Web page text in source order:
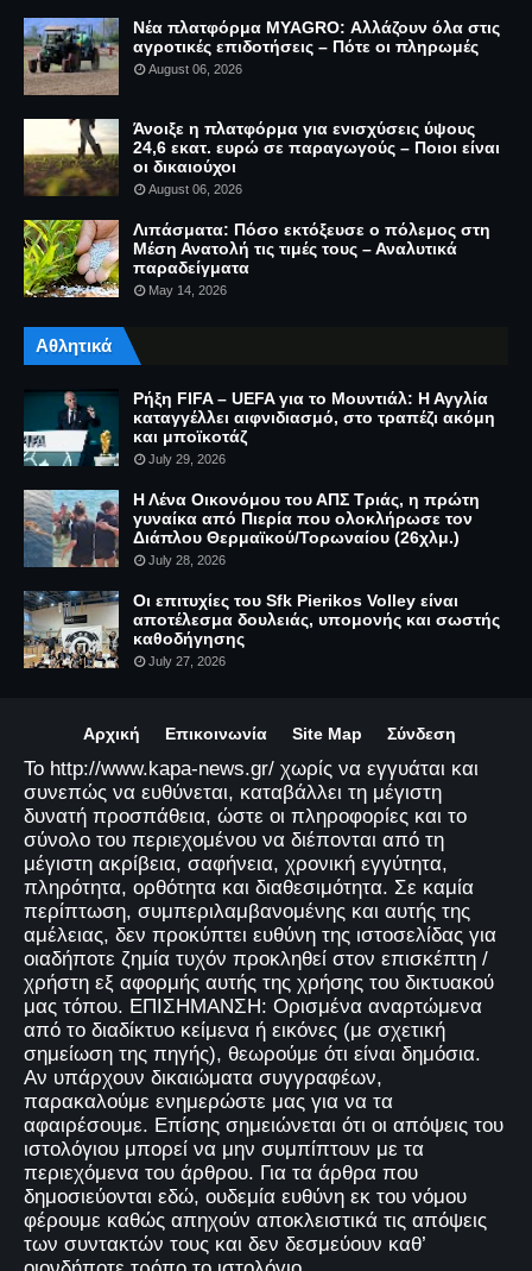
Νέα πλατφόρμα MYAGRO: Αλλάζουν όλα στις
αγροτικές επιδοτήσεις – Πότε οι πληρωμές
August 06, 2026
Άνοιξε η πλατφόρμα για ενισχύσεις ύψους
24,6 εκατ. ευρώ σε παραγωγούς – Ποιοι είναι
οι δικαιούχοι
August 06, 2026
Λιπάσματα: Πόσο εκτόξευσε ο πόλεμος στη
Μέση Ανατολή τις τιμές τους – Αναλυτικά
παραδείγματα
May 14, 2026
Αθλητικά
Ρήξη FIFA – UEFA για το Μουντιάλ: Η Αγγλία
καταγγέλλει αιφνιδιασμό, στο τραπέζι ακόμη
και μποϊκοτάζ
July 29, 2026
Η Λένα Οικονόμου του ΑΠΣ Τριάς, η πρώτη
γυναίκα από Πιερία που ολοκλήρωσε τον
Διάπλου Θερμαϊκού/Τορωναίου (26χλμ.)
July 28, 2026
Οι επιτυχίες του Sfk Pierikos Volley είναι
αποτέλεσμα δουλειάς, υπομονής και σωστής
καθοδήγησης
July 27, 2026
Αρχική Επικοινωνία Site Map Σύνδεση
Το http://www.kapa-news.gr/ χωρίς να εγγυάται και
συνεπώς να ευθύνεται, καταβάλλει τη μέγιστη
δυνατή προσπάθεια, ώστε οι πληροφορίες και το
σύνολο του περιεχομένου να διέπονται από τη
μέγιστη ακρίβεια, σαφήνεια, χρονική εγγύτητα,
πληρότητα, ορθότητα και διαθεσιμότητα. Σε καμία
περίπτωση, συμπεριλαμβανομένης και αυτής της
αμέλειας, δεν προκύπτει ευθύνη της ιστοσελίδας για
οιαδήποτε ζημία τυχόν προκληθεί στον επισκέπτη /
χρήστη εξ αφορμής αυτής της χρήσης του δικτυακού
μας τόπου. ΕΠΙΣΗΜΑΝΣΗ: Ορισμένα αναρτώμενα
από το διαδίκτυο κείμενα ή εικόνες (με σχετική
σημείωση της πηγής), θεωρούμε ότι είναι δημόσια.
Αν υπάρχουν δικαιώματα συγγραφέων,
παρακαλούμε ενημερώστε μας για να τα
αφαιρέσουμε. Επίσης σημειώνεται ότι οι απόψεις του
ιστολόγιου μπορεί να μην συμπίπτουν με τα
περιεχόμενα του άρθρου. Για τα άρθρα που
δημοσιεύονται εδώ, ουδεμία ευθύνη εκ του νόμου
φέρουμε καθώς απηχούν αποκλειστικά τις απόψεις
των συντακτών τους και δεν δεσμεύουν καθ’